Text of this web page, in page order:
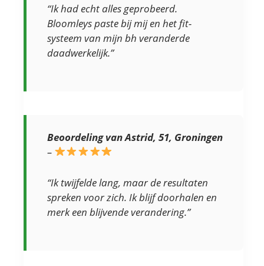
“Ik had echt alles geprobeerd.
Bloomleys paste bij mij en het fit-
systeem van mijn bh veranderde
daadwerkelijk.”
Beoordeling van Astrid, 51, Groningen
–
“Ik twijfelde lang, maar de resultaten
spreken voor zich. Ik blijf doorhalen en
merk een blijvende verandering.”